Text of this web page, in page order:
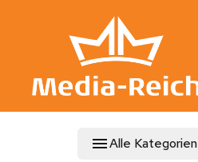
Alle Kategorien